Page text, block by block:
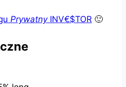
PrywatnyINV€$TOR 🙂